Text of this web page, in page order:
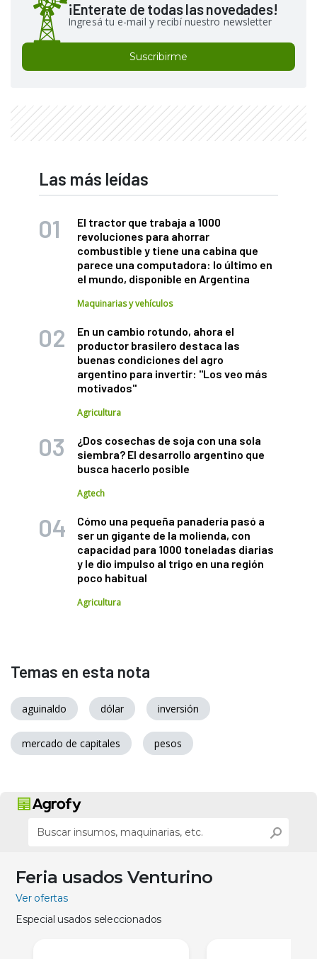
¡Enterate de todas las novedades!
Ingresá tu e-mail y recibí nuestro newsletter
Suscribirme
Las más leídas
El tractor que trabaja a 1000
revoluciones para ahorrar
combustible y tiene una cabina que
parece una computadora: lo último en
el mundo, disponible en Argentina
Maquinarias y vehículos
En un cambio rotundo, ahora el
productor brasilero destaca las
buenas condiciones del agro
argentino para invertir: "Los veo más
motivados"
Agricultura
¿Dos cosechas de soja con una sola
siembra? El desarrollo argentino que
busca hacerlo posible
Agtech
Cómo una pequeña panadería pasó a
ser un gigante de la molienda, con
capacidad para 1000 toneladas diarias
y le dio impulso al trigo en una región
poco habitual
Agricultura
Temas en esta nota
aguinaldo dólar inversión
mercado de capitales pesos
Feria usados Venturino
Ver ofertas
Especial usados seleccionados